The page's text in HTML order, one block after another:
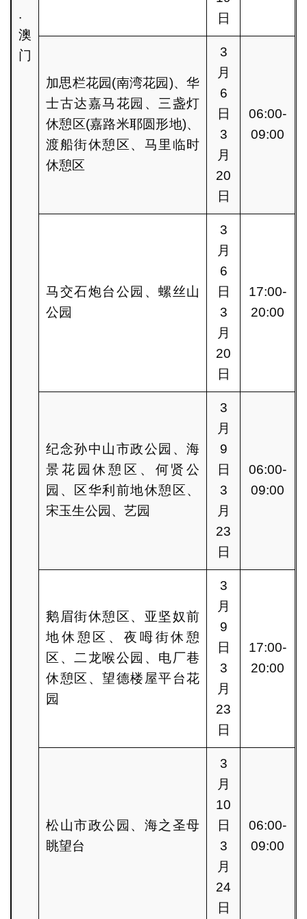
.
澳
门
日
加思栏花园(南湾花园)、华
士古达嘉马花园、三盏灯
休憩区(嘉路米耶圆形地)、
渡船街休憩区、马里临时
休憩区
3
月
6
日
3
月
20
日
06:00-
09:00
马交石炮台公园、螺丝山
公园
3
月
6
日
3
月
20
日
17:00-
20:00
纪念孙中山市政公园、海
景花园休憩区、何贤公
园、区华利前地休憩区、
宋玉生公园、艺园
3
月
9
日
3
月
23
日
06:00-
09:00
鹅眉街休憩区、亚坚奴前
地休憩区、夜呣街休憩
区、二龙喉公园、电厂巷
休憩区、望德楼屋平台花
园
3
月
9
日
3
月
23
日
17:00-
20:00
松山市政公园、海之圣母
眺望台
3
月
10
日
3
月
24
日
06:00-
09:00